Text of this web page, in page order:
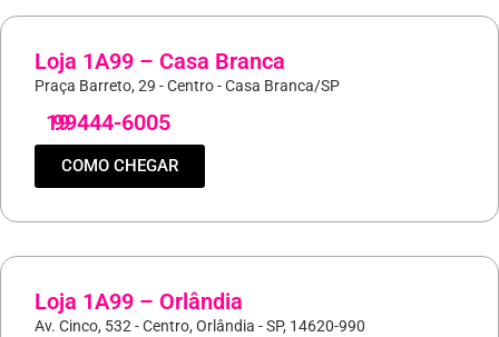
Loja 1A99 – Casa Branca
Praça Barreto, 29 - Centro - Casa Branca/SP
19
99444-6005
COMO CHEGAR
Loja 1A99 – Orlândia
Av. Cinco, 532 - Centro, Orlândia - SP, 14620-990